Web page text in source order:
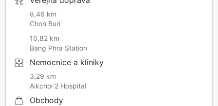
8,46 km
Chon Buri
10,82 km
Bang Phra Station
Nemocnice a kliniky
3,29 km
Aikchol 2 Hospital
Obchody